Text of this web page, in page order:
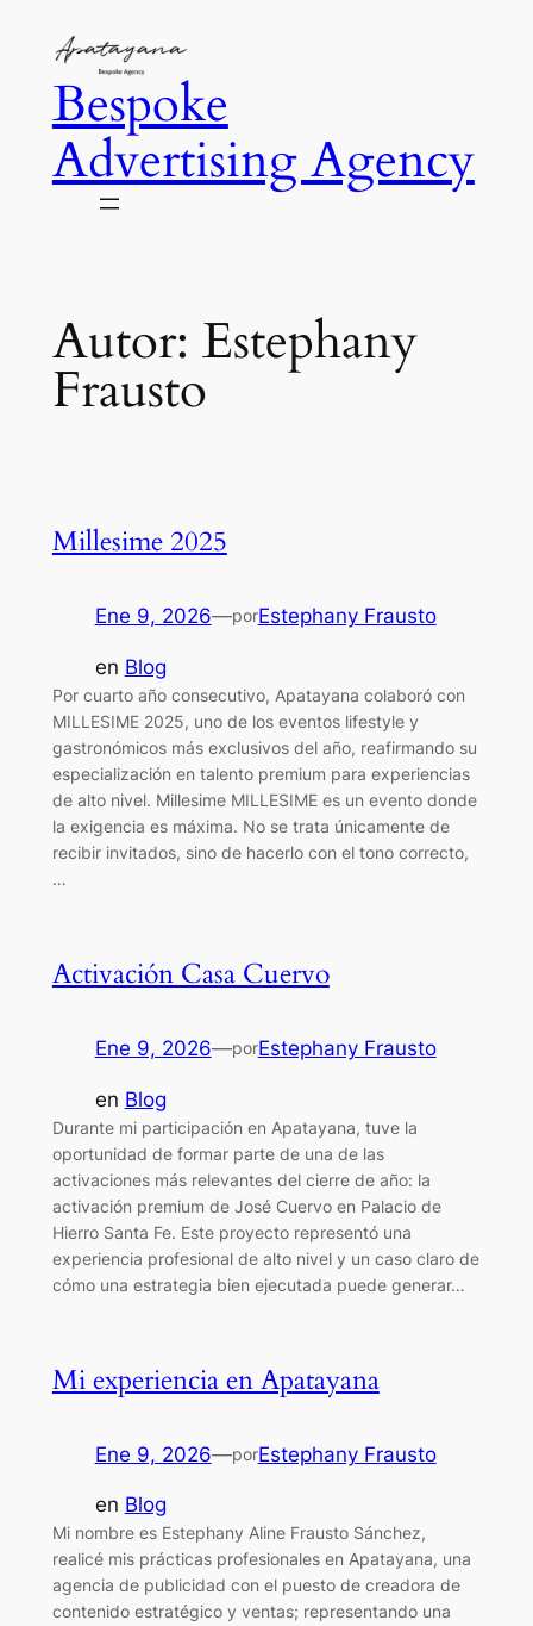
contenido
Bespoke
Advertising Agency
Autor: Estephany
Frausto
Millesime 2025
Ene 9, 2026—porEstephany Frausto
en Blog
Por cuarto año consecutivo, Apatayana colaboró con
MILLESIME 2025, uno de los eventos lifestyle y
gastronómicos más exclusivos del año, reafirmando su
especialización en talento premium para experiencias
de alto nivel. Millesime MILLESIME es un evento donde
la exigencia es máxima. No se trata únicamente de
recibir invitados, sino de hacerlo con el tono correcto,
…
Activación Casa Cuervo
Ene 9, 2026—porEstephany Frausto
en Blog
Durante mi participación en Apatayana, tuve la
oportunidad de formar parte de una de las
activaciones más relevantes del cierre de año: la
activación premium de José Cuervo en Palacio de
Hierro Santa Fe. Este proyecto representó una
experiencia profesional de alto nivel y un caso claro de
cómo una estrategia bien ejecutada puede generar…
Mi experiencia en Apatayana
Ene 9, 2026—porEstephany Frausto
en Blog
Mi nombre es Estephany Aline Frausto Sánchez,
realicé mis prácticas profesionales en Apatayana, una
agencia de publicidad con el puesto de creadora de
contenido estratégico y ventas; representando una